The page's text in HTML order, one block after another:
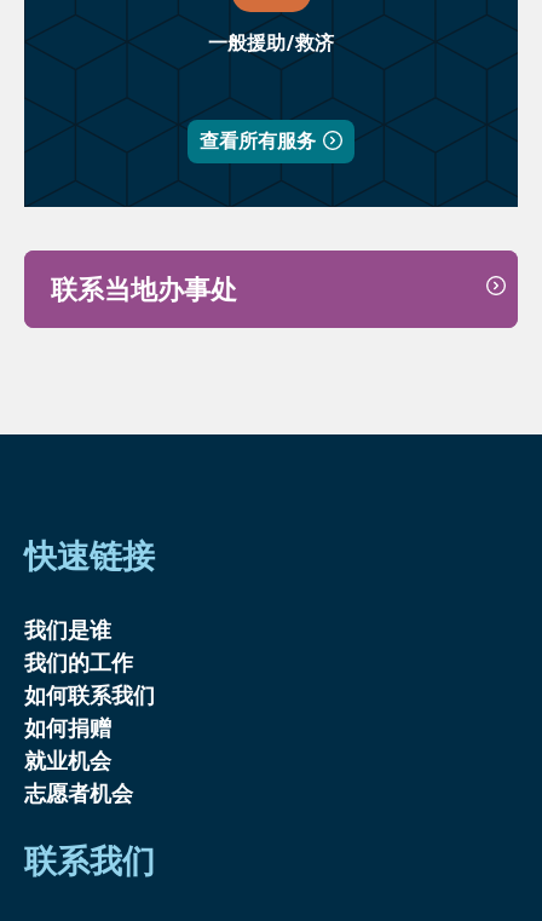
一般援助/救济
查看所有服务
联系当地办事处
快速链接
我们是谁
我们的工作
如何联系我们
如何捐赠
就业机会
志愿者机会
联系我们